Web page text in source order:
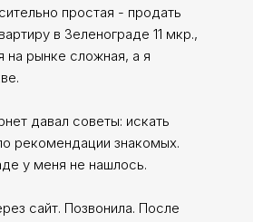
простая - продать
в Зеленограде 11 мкр.,
на рынке сложная, а я
давал советы: искать
рекомендации знакомых.
у меня не нашлось.
сайт. Позвонила. После